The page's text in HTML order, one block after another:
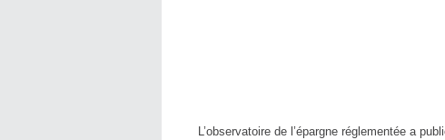
L’observatoire de l’épargne réglementée a